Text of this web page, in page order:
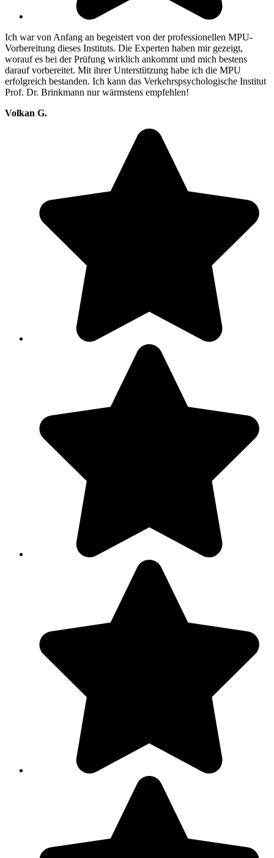
Ich war von Anfang an begeistert von der professionellen MPU-
Vorbereitung dieses Instituts. Die Experten haben mir gezeigt,
worauf es bei der Prüfung wirklich ankommt und mich bestens
darauf vorbereitet. Mit ihrer Unterstützung habe ich die MPU
erfolgreich bestanden. Ich kann das Verkehrspsychologische Institut
Prof. Dr. Brinkmann nur wärmstens empfehlen!
Volkan G.